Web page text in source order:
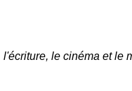
le cinéma et le